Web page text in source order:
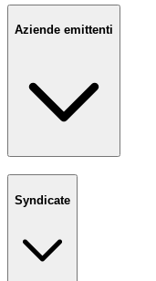
Aziende emittenti
Syndicate